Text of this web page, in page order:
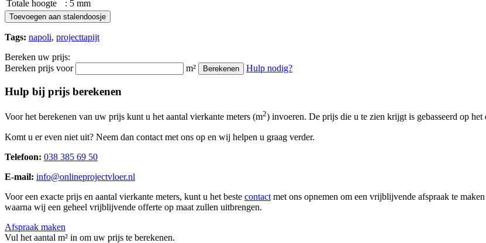
Totale hoogte
: 5 mm
Toevoegen aan stalendoosje
Tags: napoli, projecttapijt
Bereken uw prijs:
Bereken prijs voor
m² Berekenen Hulp nodig?
Hulp bij prijs berekenen
Voor het berekenen van uw prijs kunt u het aantal vierkante meters (m2) invoeren. De prijs die u te zien krijgt is gebasseerd op
Komt u er even niet uit? Neem dan contact met ons op en wij helpen u graag verder.
Telefoon: 038 385 69 50
E-mail: info@onlineprojectvloer.nl
Voor een exacte prijs en aantal vierkante meters, kunt u het beste contact met ons opnemen om een vrijblijvende afspraak te
waarna wij een geheel vrijblijvende offerte op maat zullen uitbrengen.
Afspraak maken
Vul het aantal m² in om uw prijs te berekenen.